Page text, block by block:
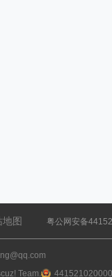
地图 粤公网安备
Team.